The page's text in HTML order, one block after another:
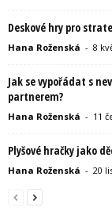
Deskové hry pro
Hana Roženská - 8
Jak se vypořádat s
partnerem?
Hana Roženská - 11
Plyšové hračky jako
Hana Roženská - 20